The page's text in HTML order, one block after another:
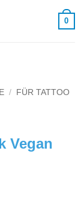
0
/
FÜR TATTOO
Vegan